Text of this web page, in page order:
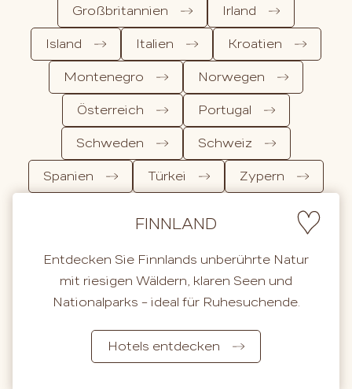
Großbritannien Irland
Island Italien Kroatien
Montenegro Norwegen
Österreich Portugal
Schweden Schweiz
Spanien Türkei Zypern
FINNLAND
Entdecken Sie Finnlands unberührte Natur
mit riesigen Wäldern, klaren Seen und
Nationalparks – ideal für Ruhesuchende.
Hotels entdecken